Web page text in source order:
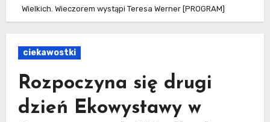
Wielkich. Wieczorem wystąpi Teresa Werner [PROGRAM]
ciekawostki
Rozpoczyna się drugi
dzień Ekowystawy w